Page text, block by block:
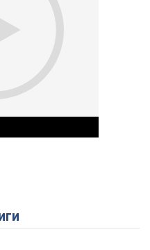
Video